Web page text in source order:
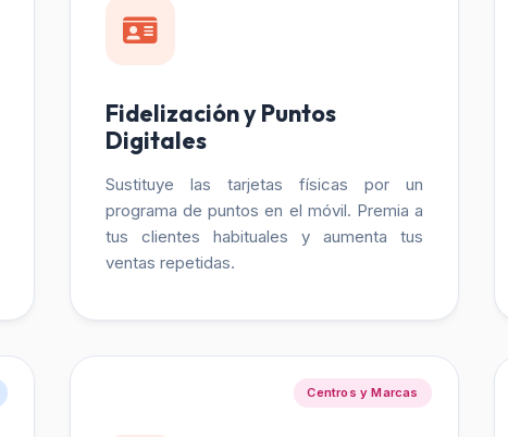
Fidelización y Puntos
Digitales
Sustituye las tarjetas físicas por un
programa de puntos en el móvil. Premia a
tus clientes habituales y aumenta tus
ventas repetidas.
Centros y Marcas